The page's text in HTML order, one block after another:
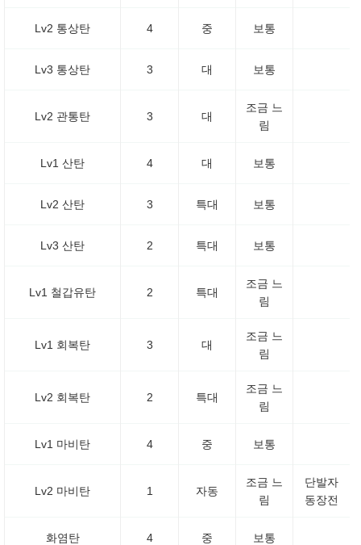
Lv2 통상탄 4 중 보통
Lv3 통상탄 3 대 보통
Lv2 관통탄 3 대
조금 느
림
Lv1 산탄 4 대 보통
Lv2 산탄 3 특대 보통
Lv3 산탄 2 특대 보통
Lv1 철갑유탄 2 특대
조금 느
림
Lv1 회복탄 3 대
조금 느
림
Lv2 회복탄 2 특대
조금 느
림
Lv1 마비탄 4 중 보통
Lv2 마비탄 1 자동
조금 느
림
단발자
동장전
화염탄 4 중 보통